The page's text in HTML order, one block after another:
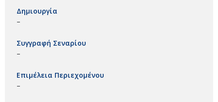
Δημιουργία
–
Συγγραφή Σεναρίου
–
Επιμέλεια Περιεχομένου
–